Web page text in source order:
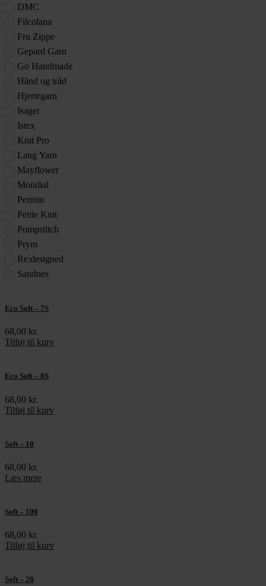
DMC
Filcolana
Fru Zippe
Gepard Garn
Go Handmade
Hånd og tråd
Hjertegarn
Isager
Istex
Knit Pro
Lang Yarn
Mayflower
Mondial
Permin
Petite Knit
Pompstitch
Prym
Re:designed
Sandnes
Eco Soft – 7S
68,00 kr.
Tilføj til kurv
Eco Soft – 8S
68,00 kr.
Tilføj til kurv
Soft – 10
68,00 kr.
Læs mere
Soft – 100
68,00 kr.
Tilføj til kurv
Soft – 28